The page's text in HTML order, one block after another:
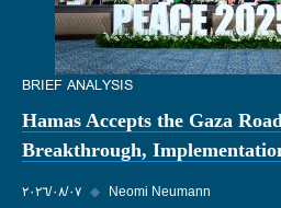
BRIEF ANALYSIS
Hamas Accepts the Gaza
Breakthrough,
٠٧‏/٠٨‏/٢٠٢٦ ◆ Neomi Neumann